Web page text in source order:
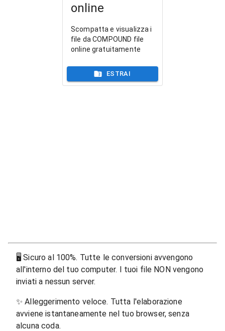
online
Scompatta e visualizza i
file da COMPOUND file
online gratuitamente
ESTRAI
🖥Sicuro al 100%. Tutte le conversioni avvengono
all'interno del tuo computer. I tuoi file NON vengono
inviati a nessun server.
✨Alleggerimento veloce. Tutta l'elaborazione
avviene istantaneamente nel tuo browser, senza
alcuna coda.